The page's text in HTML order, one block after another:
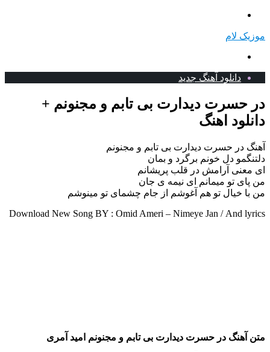
موزیک لام
دانلود آهنگ جدید
در حسرت دیدارت بی تابم و مجنونم +
دانلود اهنگ
آهنگ در حسرت دیدارت بی تابم و مجنونم
دلتنگمو دل خونم برگرد و بمان
ای معنی آرامش در قلب پریشانم
من پای تو میمانم ای نیمه ی جان
من با خیال تو هم آغوشم از جام چشمای تو مینوشم
Download New Song BY : Omid Ameri – Nimeye Jan / And lyrics
متن آهنگ در حسرت دیدارت بی تابم و مجنونم امید آمری